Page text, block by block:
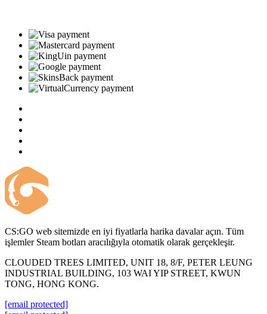
CS:GO web sitemizde en iyi fiyatlarla harika davalar açın. Tüm
işlemler Steam botları aracılığıyla otomatik olarak gerçekleşir.
CLOUDED TREES LIMITED, UNIT 18, 8/F, PETER LEUNG
INDUSTRIAL BUILDING, 103 WAI YIP STREET, KWUN
TONG, HONG KONG.
[email protected]